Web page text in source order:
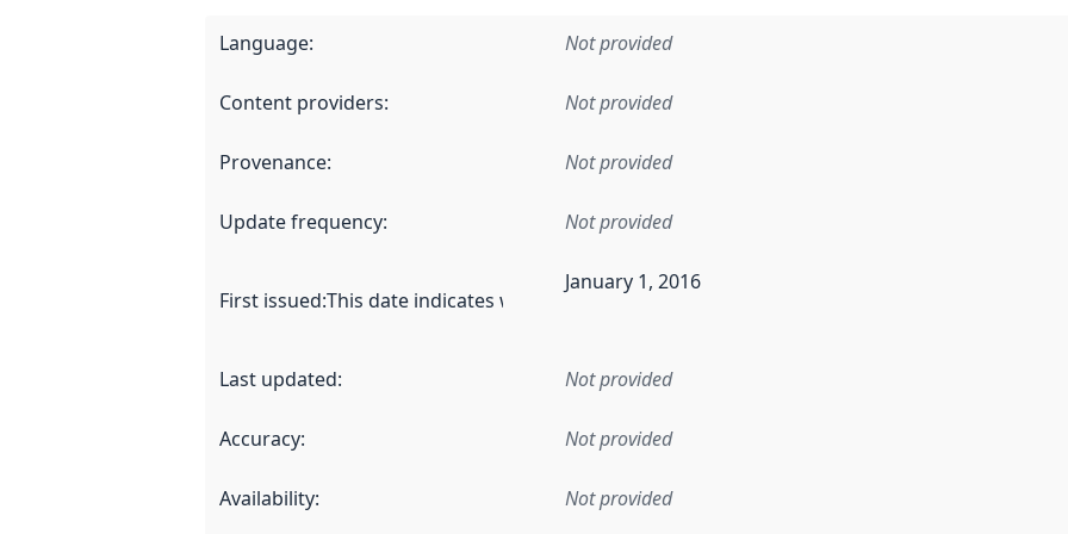
Language: Not provided
Content providers: Not provided
Provenance: Not provided
Update frequency: Not provided
First issued:This date indicates when the data in this dataset was first released. It may have
January 1, 2016
Last updated: Not provided
Accuracy: Not provided
Availability: Not provided